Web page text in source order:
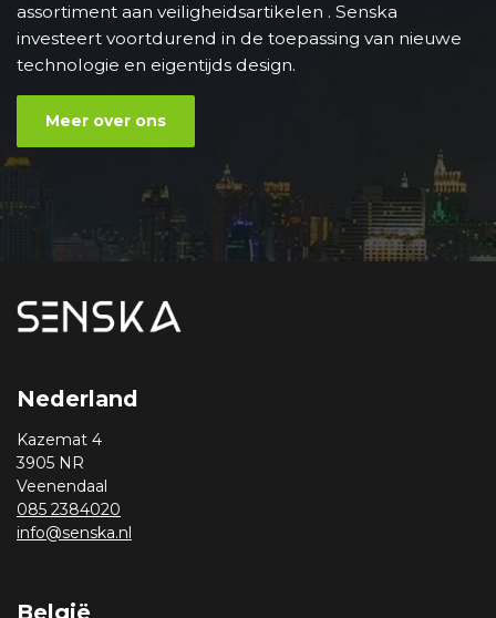
assortiment aan veiligheidsartikelen . Senska
investeert voortdurend in de toepassing van nieuwe
technologie en eigentijds design.
Meer over ons
Nederland
Kazemat 4
3905 NR
Veenendaal
085 2384020
info@senska.nl